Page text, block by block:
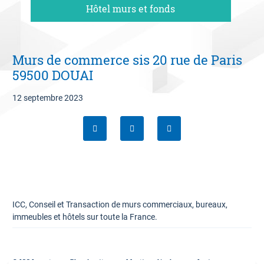
06 09 94 87 02
Estimation offerte
Hôtel murs et fonds
Murs de commerce sis 20 rue de Paris
59500 DOUAI
12 septembre 2023
ICC, Conseil et Transaction de murs commerciaux, bureaux,
immeubles et hôtels sur toute la France.
© ICC Invest Plan du site Mentions légales Lexique